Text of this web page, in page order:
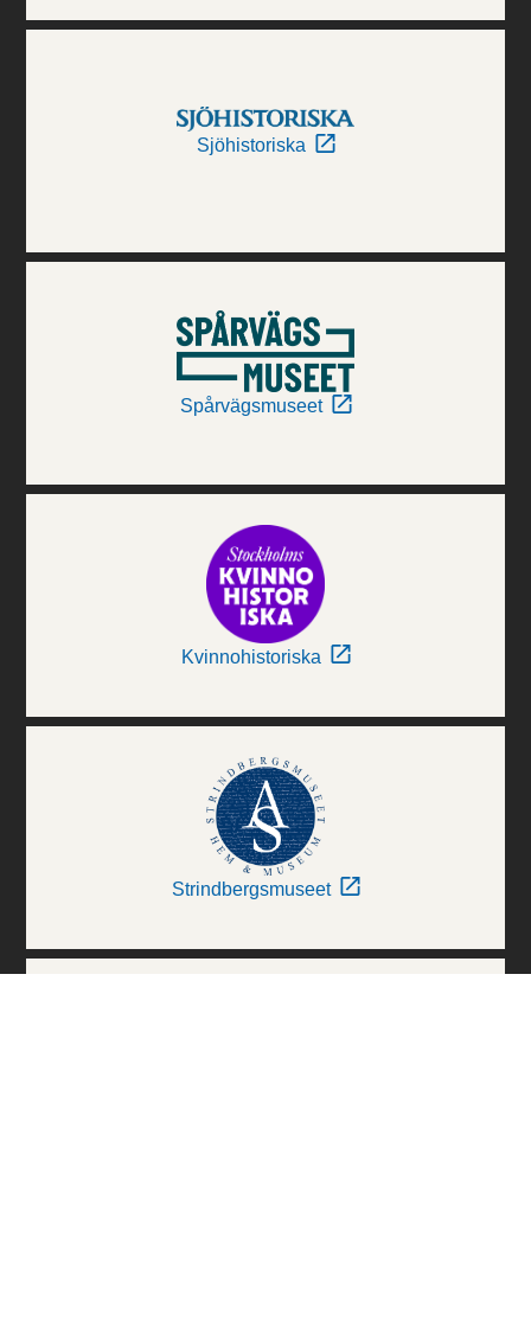
Sjöhistoriska
Spårvägsmuseet
Kvinnohistoriska
Strindbergsmuseet